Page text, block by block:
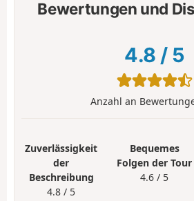
Bewertungen und
4.8 / 5
Anzahl an
Zuverlässigkeit
der
Beschreibung
4.8 / 5
Bequemes
Folgen der Tour
4.6 / 5